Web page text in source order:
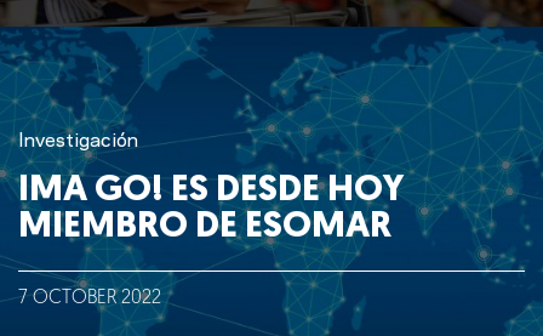
Investigación
IMA GO! ES DESDE HOY
MIEMBRO DE ESOMAR
7 OCTOBER 2022